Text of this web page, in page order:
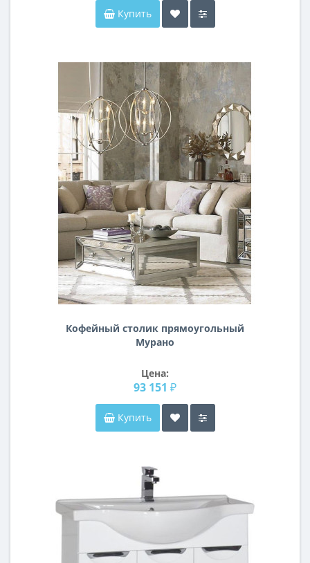
Купить
Кофейный столик прямоугольный
Мурано
Цена:
93 151 ₽
Купить